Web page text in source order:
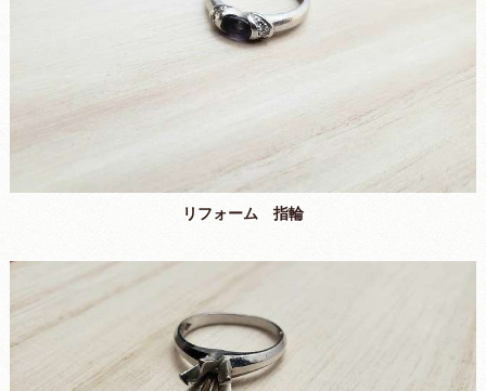
リフォーム 指輪